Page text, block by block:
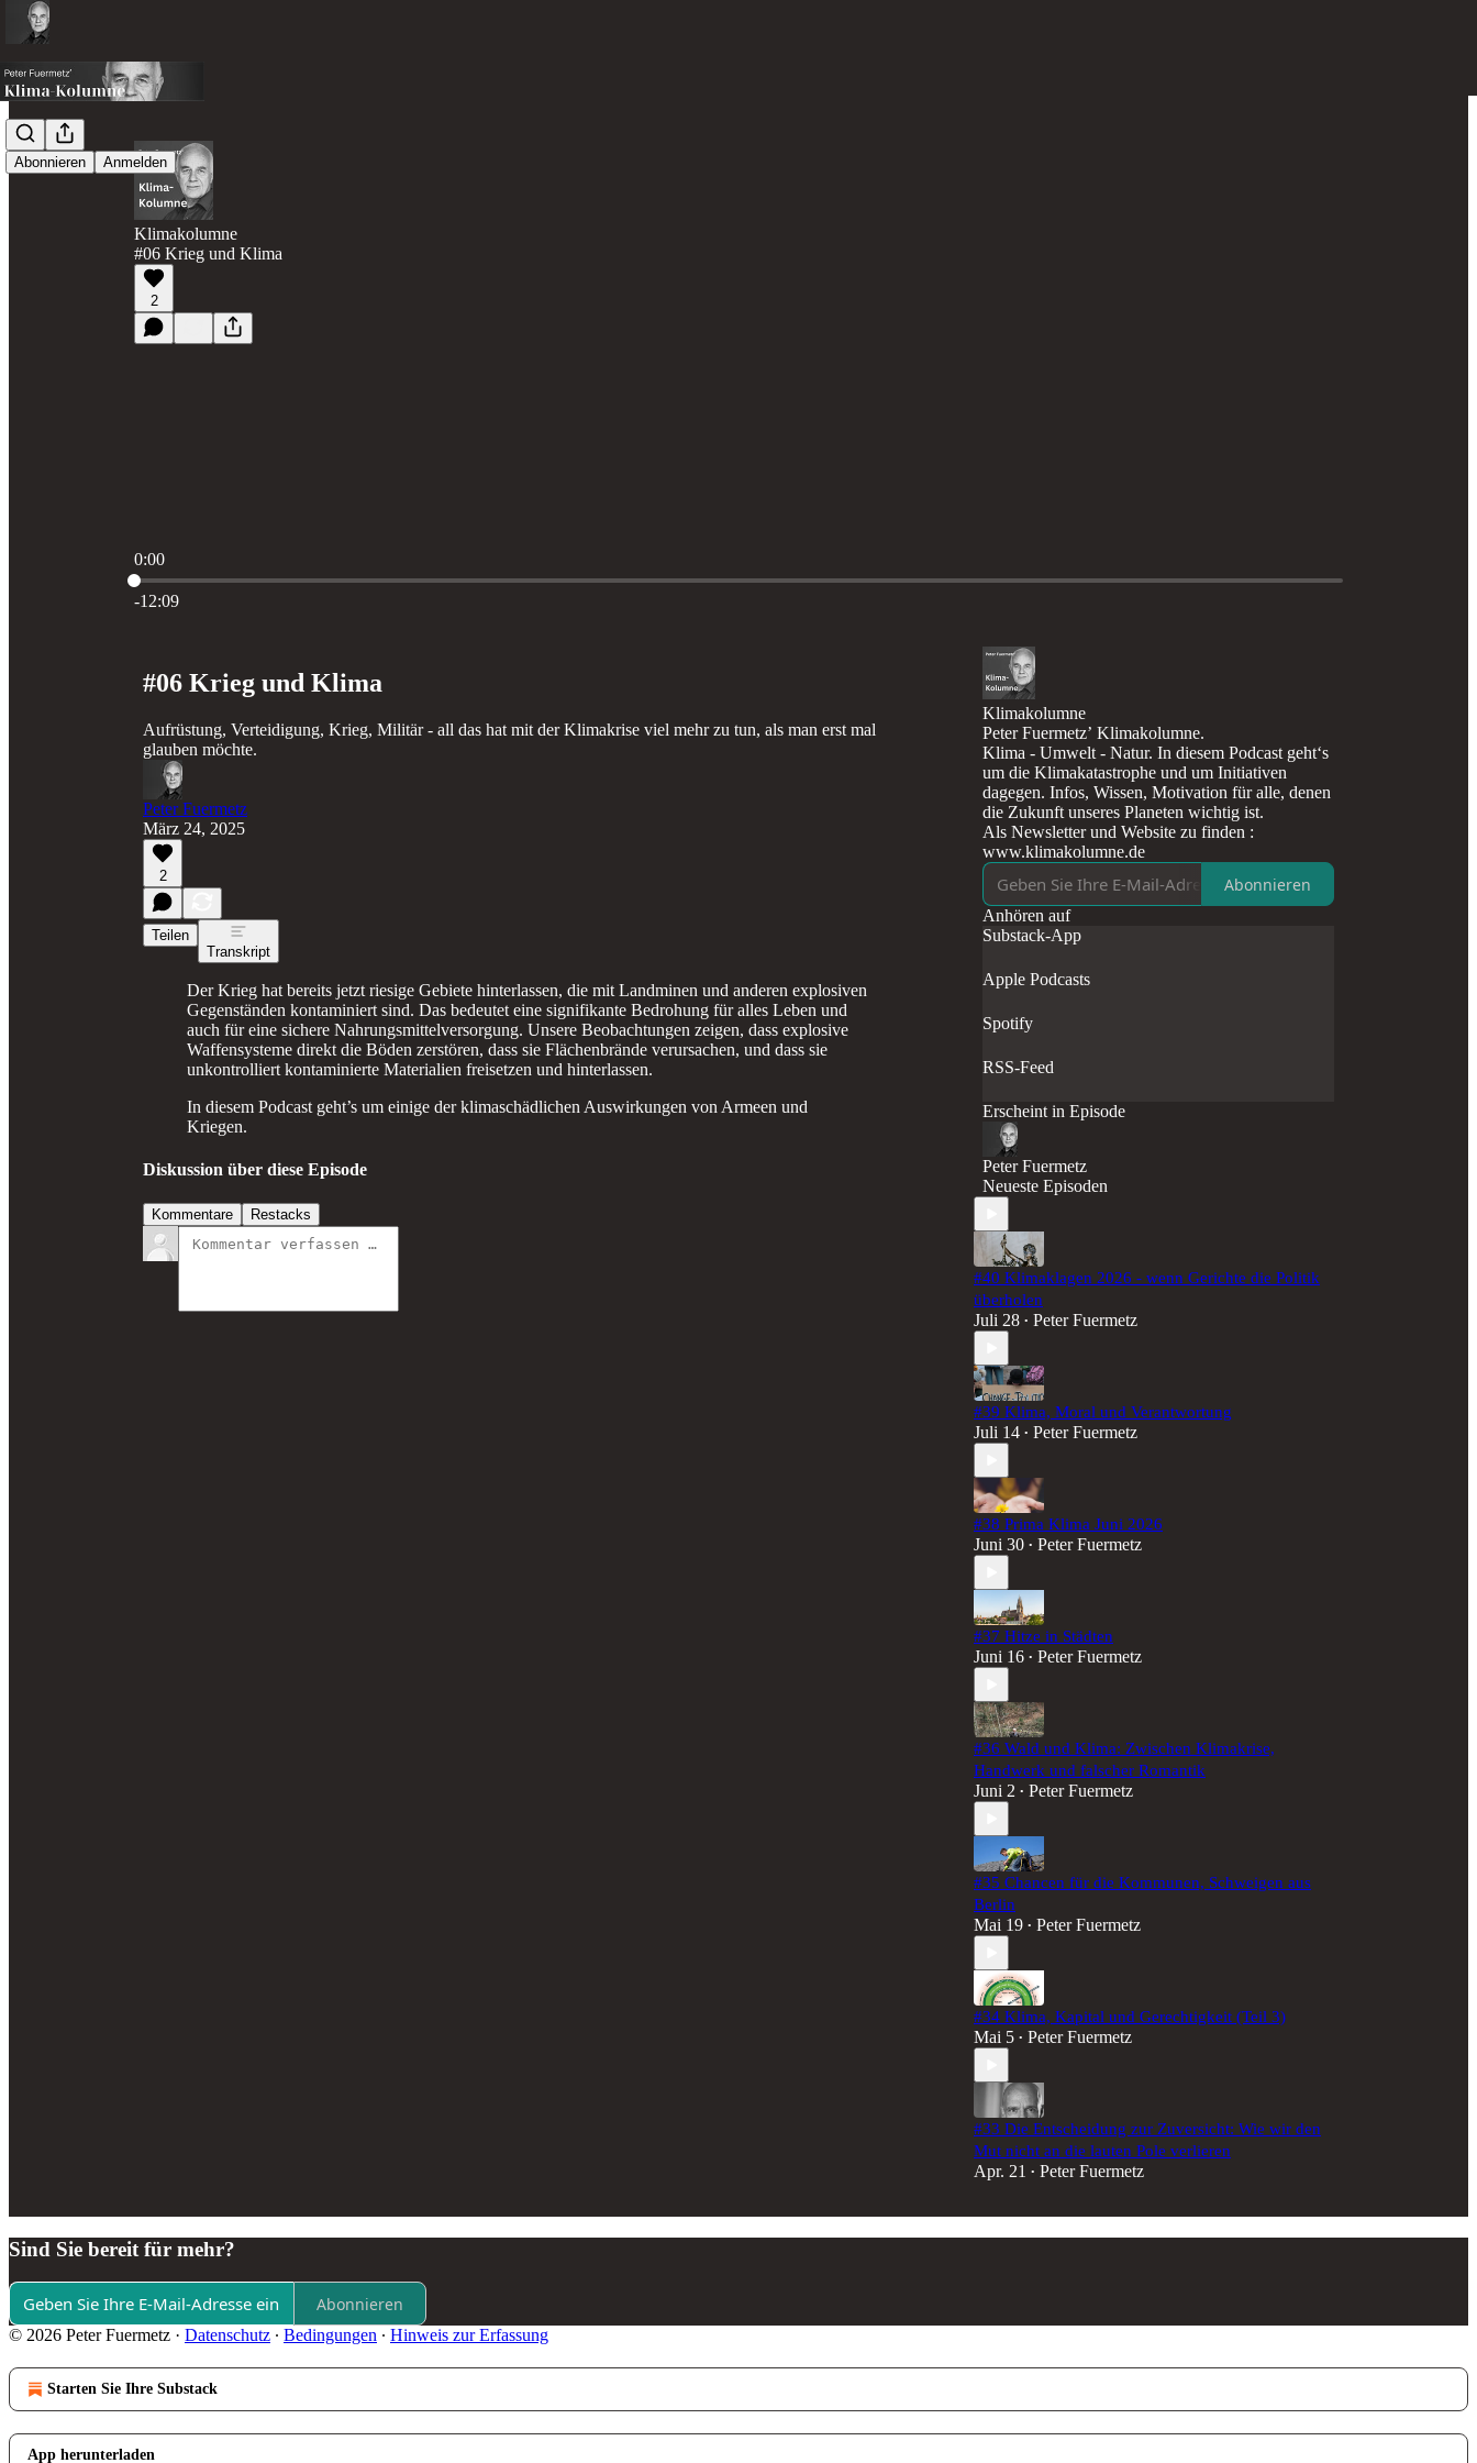
Abonnieren Anmelden
Klimakolumne
#06 Krieg und Klima
2
0:00
Aktuelle Uhrzeit: 0:00 / Gesamtzeit: -12:09
-12:09
#06 Krieg und Klima
Aufrüstung, Verteidigung, Krieg, Militär - all das hat mit der Klimakrise viel mehr zu tun, als man erst mal
glauben möchte.
Peter Fuermetz
März 24, 2025
2
Teilen
Transkript
Der Krieg hat bereits jetzt riesige Gebiete hinterlassen, die mit Landminen und anderen explosiven
Gegenständen kontaminiert sind. Das bedeutet eine signifikante Bedrohung für alles Leben und
auch für eine sichere Nahrungsmittelversorgung. Unsere Beobachtungen zeigen, dass explosive
Waffensysteme direkt die Böden zerstören, dass sie Flächenbrände verursachen, und dass sie
unkontrolliert kontaminierte Materialien freisetzen und hinterlassen.
In diesem Podcast geht’s um einige der klimaschädlichen Auswirkungen von Armeen und
Kriegen.
Diskussion über diese Episode
Kommentare Restacks
Klimakolumne
Peter Fuermetz’ Klimakolumne.
Klima - Umwelt - Natur. In diesem Podcast geht‘s
um die Klimakatastrophe und um Initiativen
dagegen. Infos, Wissen, Motivation für alle, denen
die Zukunft unseres Planeten wichtig ist.
Als Newsletter und Website zu finden :
www.klimakolumne.de
Abonnieren
Anhören auf
Substack-App
Apple Podcasts
Spotify
RSS-Feed
Erscheint in Episode
Peter Fuermetz
Neueste Episoden
#40 Klimaklagen 2026 - wenn Gerichte die Politik
überholen
Juli 28 • Peter Fuermetz
#39 Klima, Moral und Verantwortung
Juli 14 • Peter Fuermetz
#38 Prima Klima Juni 2026
Juni 30 • Peter Fuermetz
#37 Hitze in Städten
Juni 16 • Peter Fuermetz
#36 Wald und Klima: Zwischen Klimakrise,
Handwerk und falscher Romantik
Juni 2 • Peter Fuermetz
#35 Chancen für die Kommunen, Schweigen aus
Berlin
Mai 19 • Peter Fuermetz
#34 Klima, Kapital und Gerechtigkeit (Teil 3)
Mai 5 • Peter Fuermetz
#33 Die Entscheidung zur Zuversicht: Wie wir den
Mut nicht an die lauten Pole verlieren
Apr. 21 • Peter Fuermetz
Sind Sie bereit für mehr?
Abonnieren
© 2026 Peter Fuermetz · Datenschutz ∙ Bedingungen ∙ Hinweis zur Erfassung
Starten Sie Ihre Substack
App herunterladen